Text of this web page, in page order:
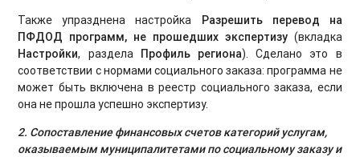
Также упразднена настройка Разрешить перевод на
ПФДОД программ, не прошедших экспертизу(вкладка
Настройки, раздела Профиль региона). Сделано это в
соответствии с нормами социального заказа: программа не
может быть включена в реестр социального заказа, если
она не прошла успешно экспертизу.
2. Сопоставление финансовых счетов категорий услугам,
оказываемым муниципалитетами по социальному заказу и